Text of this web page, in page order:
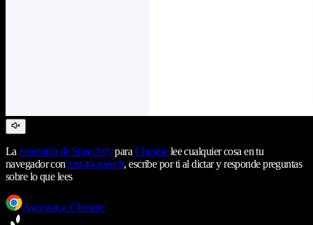
Laextensión de Speechifypara Chromelee cualquier cosa en tu
navegador context-to-speech, escribe por ti al dictar y responde preguntas
sobre lo que lees
Agregar a Chrome